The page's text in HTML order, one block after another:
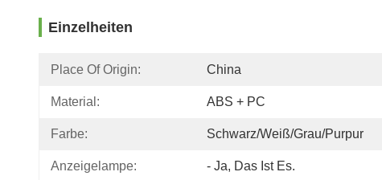
Einzelheiten
Place Of Origin: China
Material: ABS + PC
Farbe: Schwarz/Weiß/Grau/Purpur
Anzeigelampe: - Ja, Das Ist Es.